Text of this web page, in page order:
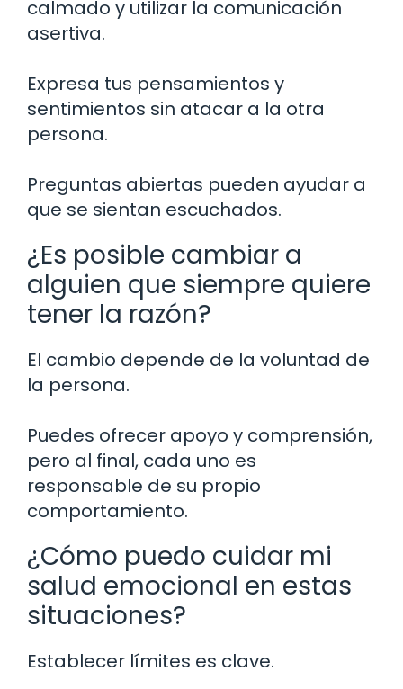
calmado y utilizar la comunicación
asertiva.
Expresa tus pensamientos y
sentimientos sin atacar a la otra
persona.
Preguntas abiertas pueden ayudar a
que se sientan escuchados.
¿Es posible cambiar a
alguien que siempre quiere
tener la razón?
El cambio depende de la voluntad de
la persona.
Puedes ofrecer apoyo y comprensión,
pero al final, cada uno es
responsable de su propio
comportamiento.
¿Cómo puedo cuidar mi
salud emocional en estas
situaciones?
Establecer límites es clave.